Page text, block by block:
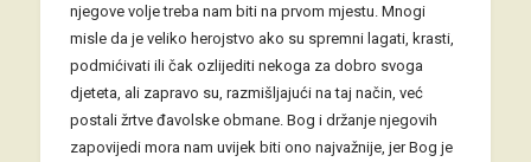
njegove volje treba nam biti na prvom mjestu. Mnogi
misle da je veliko herojstvo ako su spremni lagati, krasti,
podmićivati ili čak ozlijediti nekoga za dobro svoga
djeteta, ali zapravo su, razmišljajući na taj način, već
postali žrtve đavolske obmane. Bog i držanje njegovih
zapovijedi mora nam uvijek biti ono najvažnije, jer Bog je